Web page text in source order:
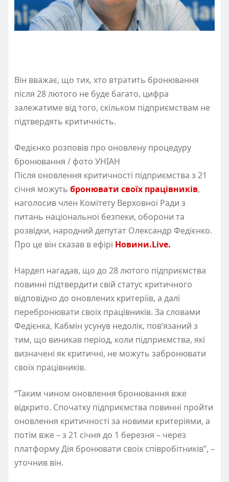
Він вважає, що тих, хто втратить бронювання
після 28 лютого не буде багато, цифра
залежатиме від того, скільком підприємствам не
підтвердять критичність.
Федієнко розповів про оновлену процедуру
бронювання / фото УНІАН
Після оновлення критичності підприємства з 21
січня можуть бронювати своїх працівників,
наголосив член Комітету Верховної Ради з
питань національної безпеки, оборони та
розвідки, народний депутат Олександр Федієнко.
Про це він сказав в ефірі Новини.Live.
Нардеп нагадав, що до 28 лютого підприємства
повинні підтвердити свій статус критичного
відповідно до оновлених критеріїв, а далі
перебронювати своїх працівників. За словами
Федієнка, Кабмін усунув недолік, пов’язаний з
тим, що виникав період, коли підприємства, які
визначені як критичні, не можуть забронювати
своїх працівників.
“Таким чином оновлення бронювання вже
відкрито. Спочатку підприємства повинні пройти
оновлення критичності за новими критеріями, а
потім вже – з 21 січня до 1 березня – через
платформу Дія бронювати своїх співробітників”, –
уточнив він.